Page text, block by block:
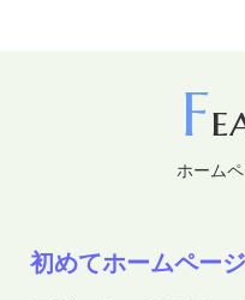
取り扱いも行っておりま
会社のちょっと融通の利
F
ホーム
初めてホームペー